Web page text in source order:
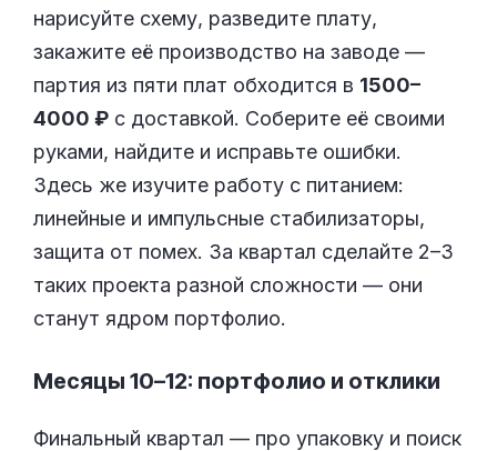
нарисуйте схему, разведите плату,
закажите её производство на заводе —
партия из пяти плат обходится в 1500–
4000 ₽ с доставкой. Соберите её своими
руками, найдите и исправьте ошибки.
Здесь же изучите работу с питанием:
линейные и импульсные стабилизаторы,
защита от помех. За квартал сделайте 2–3
таких проекта разной сложности — они
станут ядром портфолио.
Месяцы 10–12: портфолио и отклики
Финальный квартал — про упаковку и поиск